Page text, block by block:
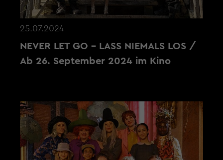
25.07.2024
NEVER LET GO - LASS NIEMALS LOS /
Ab 26. September 2024 im Kino